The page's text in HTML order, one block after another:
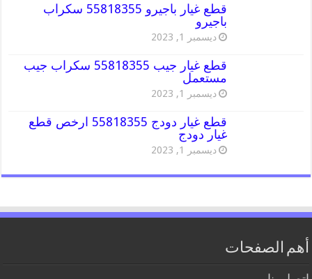
قطع غيار باجيرو 55818355 سكراب
باجيرو
ديسمبر 1, 2023
قطع غيار جيب 55818355 سكراب جيب
مستعمل
ديسمبر 1, 2023
قطع غيار دودج 55818355 ارخص قطع
غيار دودج
ديسمبر 1, 2023
أهم الصفحات